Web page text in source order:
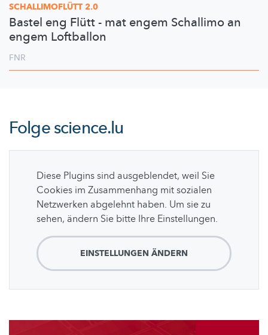
SCHALLIMOFLÜTT 2.0
Bastel eng Flütt - mat engem Schallimo an
engem Loftballon
FNR
Folgescience.lu
Diese Plugins sind ausgeblendet, weil Sie
Cookies im Zusammenhang mit sozialen
Netzwerken abgelehnt haben. Um sie zu
sehen, ändern Sie bitte Ihre Einstellungen.
EINSTELLUNGEN ÄNDERN